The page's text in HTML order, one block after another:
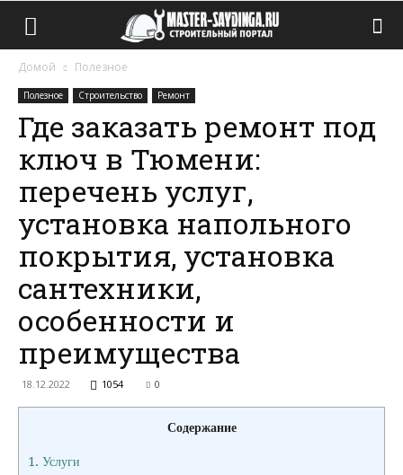
Домой Полезное
Полезное Строительство Ремонт
Где заказать ремонт под
ключ в Тюмени:
перечень услуг,
установка напольного
покрытия, установка
сантехники,
особенности и
преимущества
18.12.2022 1054 0
Содержание
1. Услуги